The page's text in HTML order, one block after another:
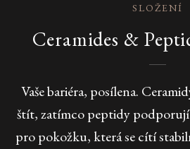
SLOŽENÍ
Ceramides &
Vaše bariéra, posílena.
štít, zatímco peptidy
pro pokožku, která se cítí